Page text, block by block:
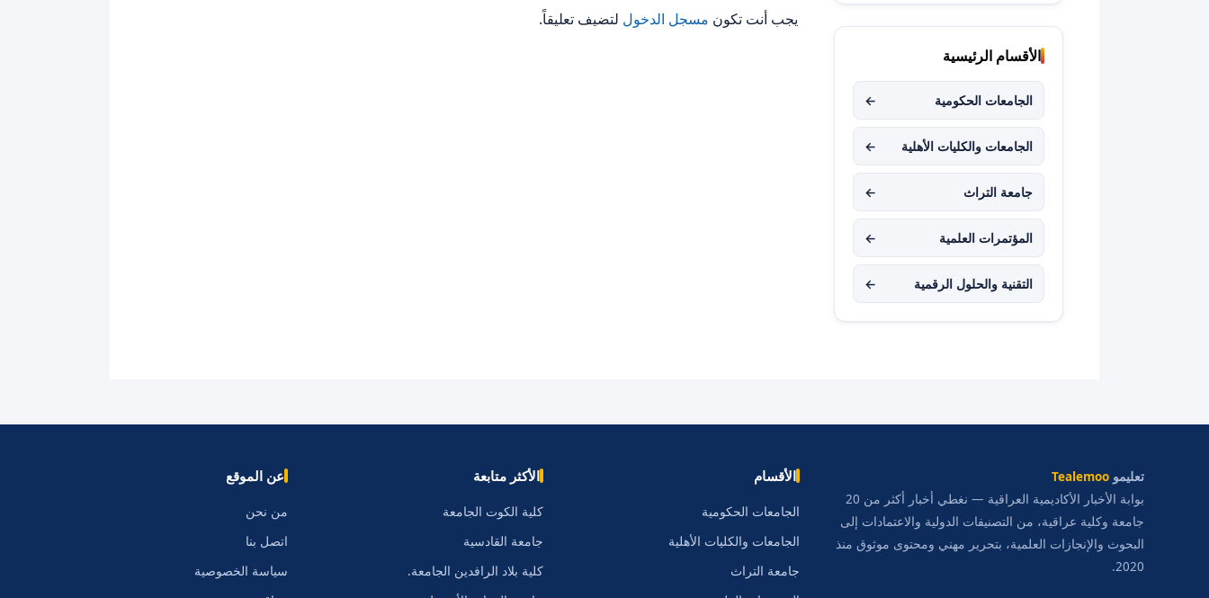
يجب أنت تكون مسجل الدخول لتضيف تعليقاً.
الأقسام الرئيسية
الجامعات الحكومية ←
الجامعات والكليات الأهلية ←
جامعة التراث ←
المؤتمرات العلمية ←
التقنية والحلول الرقمية ←
تعليمو Tealemoo
بوابة الأخبار الأكاديمية العراقية — نغطي أخبار أكثر من 20
جامعة وكلية عراقية، من التصنيفات الدولية والاعتمادات إلى
البحوث والإنجازات العلمية، بتحرير مهني ومحتوى موثوق منذ
2020.
الأقسام
الجامعات الحكومية
الجامعات والكليات الأهلية
جامعة التراث
الأكثر متابعة
كلية الكوت الجامعة
جامعة القادسية
كلية بلاد الرافدين الجامعة.
عن الموقع
من نحن
اتصل بنا
سياسة الخصوصية